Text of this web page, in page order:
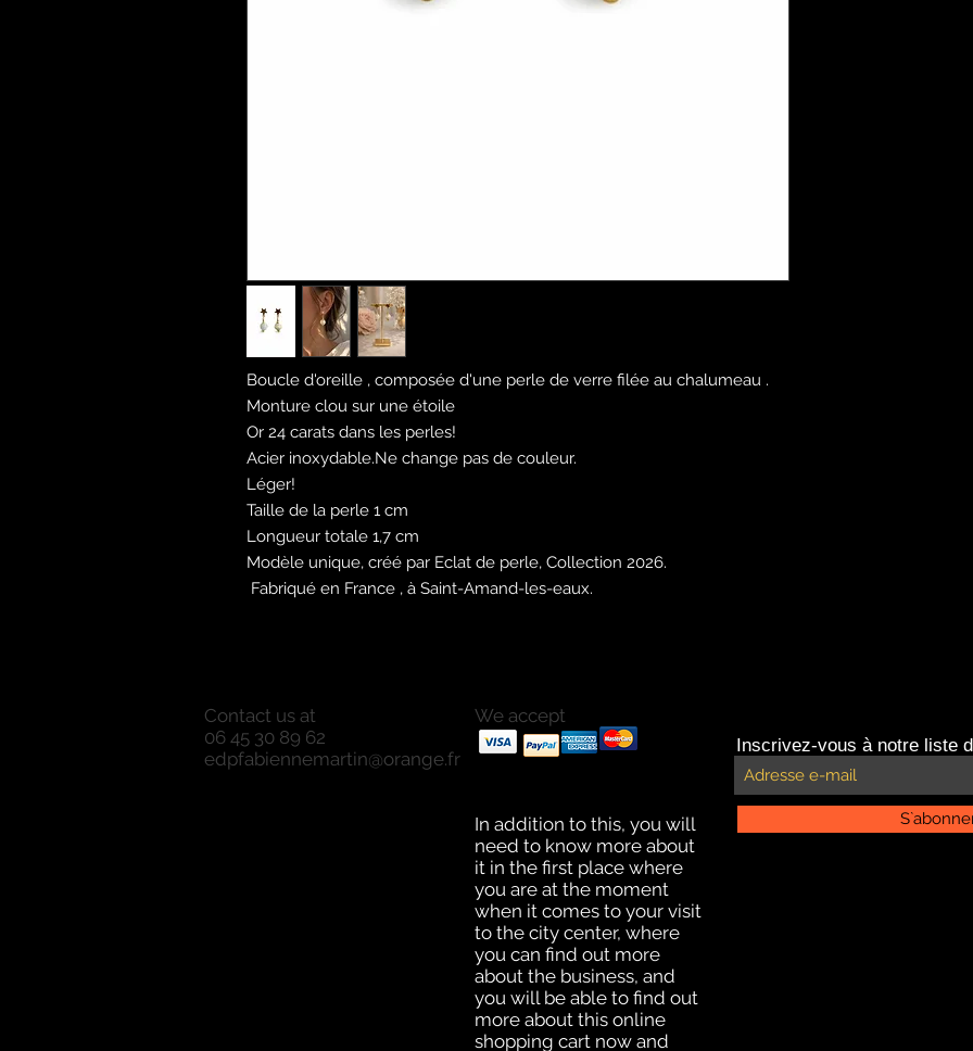
Boucle d'oreille , composée d'une perle de verre filée au chalumeau .
Monture clou sur une étoile
Or 24 carats dans les perles!
Acier inoxydable.Ne change pas de couleur.
Léger!
Taille de la perle 1 cm
Longueur totale 1,7 cm
Modèle unique, créé par Eclat de perle, Collection 2026.
Fabriqué en France , à Saint-Amand-les-eaux.
Contact us at
06 45 30 89 62
edpfabiennemartin@orange.fr
We accept
Payments with Paypal
Payments by credit card.
In addition to this, you will
need to know more about
it in the first place where
you are at the moment
when it comes to your visit
to the city center, where
you can find out more
about the business, and
you will be able to find out
more about this online
shopping cart now and
Inscrivez-vous à notre liste